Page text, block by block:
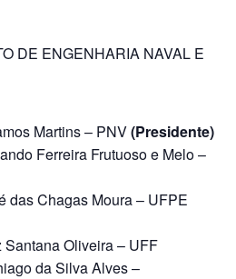
DE ENGENHARIA NAVAL E
Martins – PNV(Presidente)
Ferreira Frutuoso e Melo –
das Chagas Moura – UFPE
Santana Oliveira – UFF
da Silva Alves –